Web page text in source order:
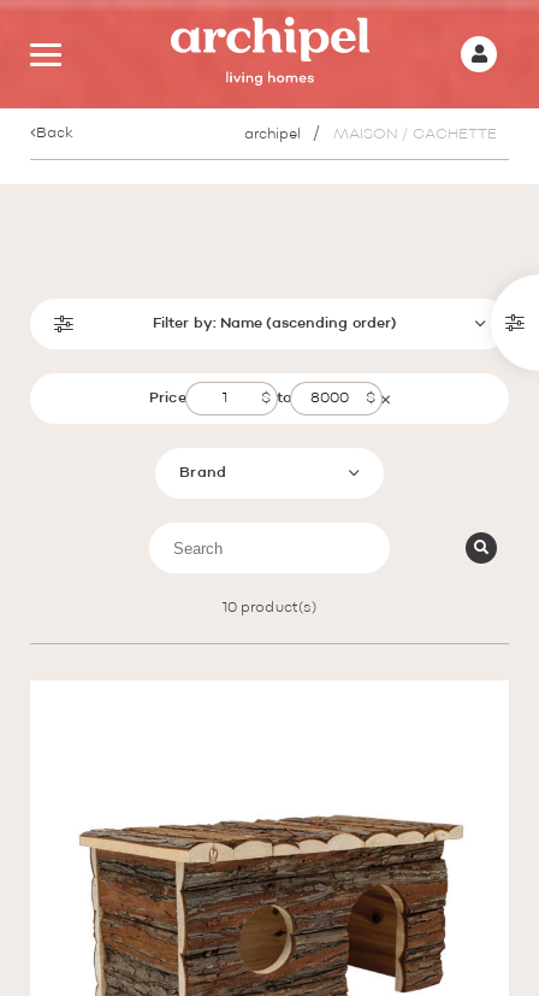
Back archipel MAISON / CACHETTE
Filter by: Name (ascending order)
Price to
Brand
10 product(s)